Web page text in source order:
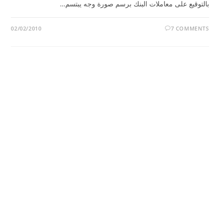
بالتوقيع على معاملات البنك برسم صورة وجه يبتسم…
7 COMMENTS
02/02/2010